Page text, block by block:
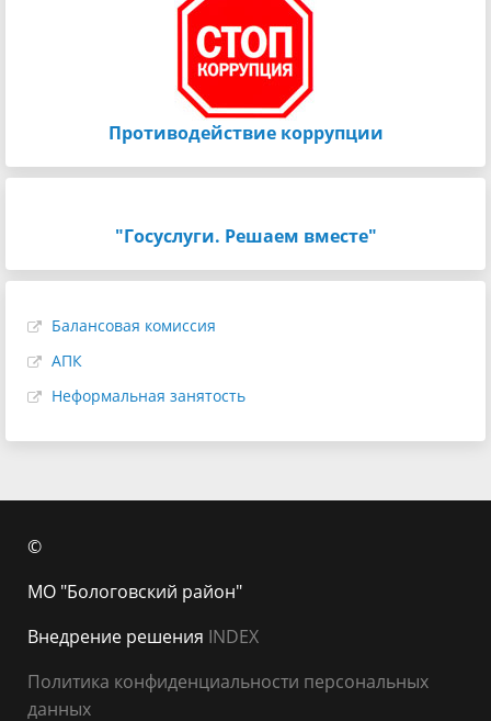
Противодействие коррупции
"Госуслуги. Решаем вместе"
Балансовая комиссия
АПК
Неформальная занятость
©
МО "Бологовский район"
Внедрение решения INDEX
Политика конфиденциальности персональных
данных